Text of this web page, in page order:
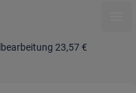
23,57 €